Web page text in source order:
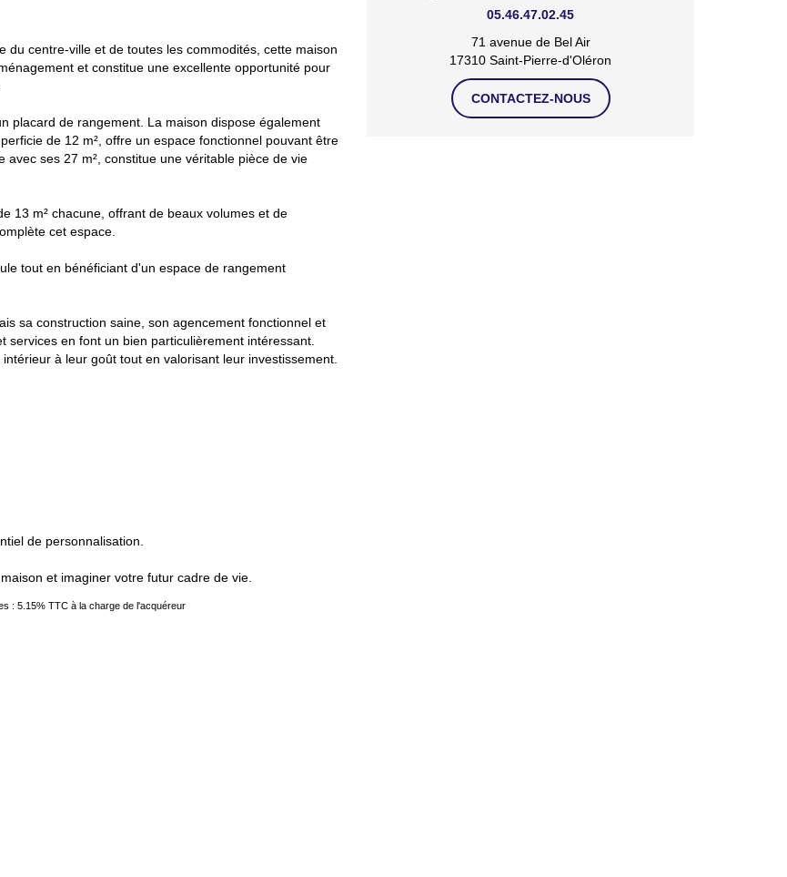
centre-ville et de toutes les commodités, cette maison
et constitue une excellente opportunité pour
placard de rangement. La maison dispose également
de 12 m², offre un espace fonctionnel pouvant être
ses 27 m², constitue une véritable pièce de vie
13 m² chacune, offrant de beaux volumes et de
cet espace.
tout en bénéficiant d'un espace de rangement
sa construction saine, son agencement fonctionnel et
services en font un bien particulièrement intéressant.
à leur goût tout en valorisant leur investissement.
de personnalisation.
et imaginer votre futur cadre de vie.
: 5.15% TTC à la charge de l'acquéreur
05.46.47.02.45
71 avenue de Bel Air
17310 Saint-Pierre-d'Oléron
CONTACTEZ-NOUS